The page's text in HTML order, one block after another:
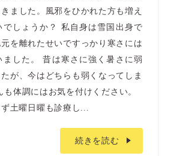
ました。風邪をひかれた方も増え
でしょうか？ 私自身は雪国出身で
を離れたせいですっかり寒さには
ました。 昔は寒さに強く暑さに弱
が、今はどちらも弱くなってしま
も体調にはお気を付けください。
土曜日曜も診療し...
続きを読む